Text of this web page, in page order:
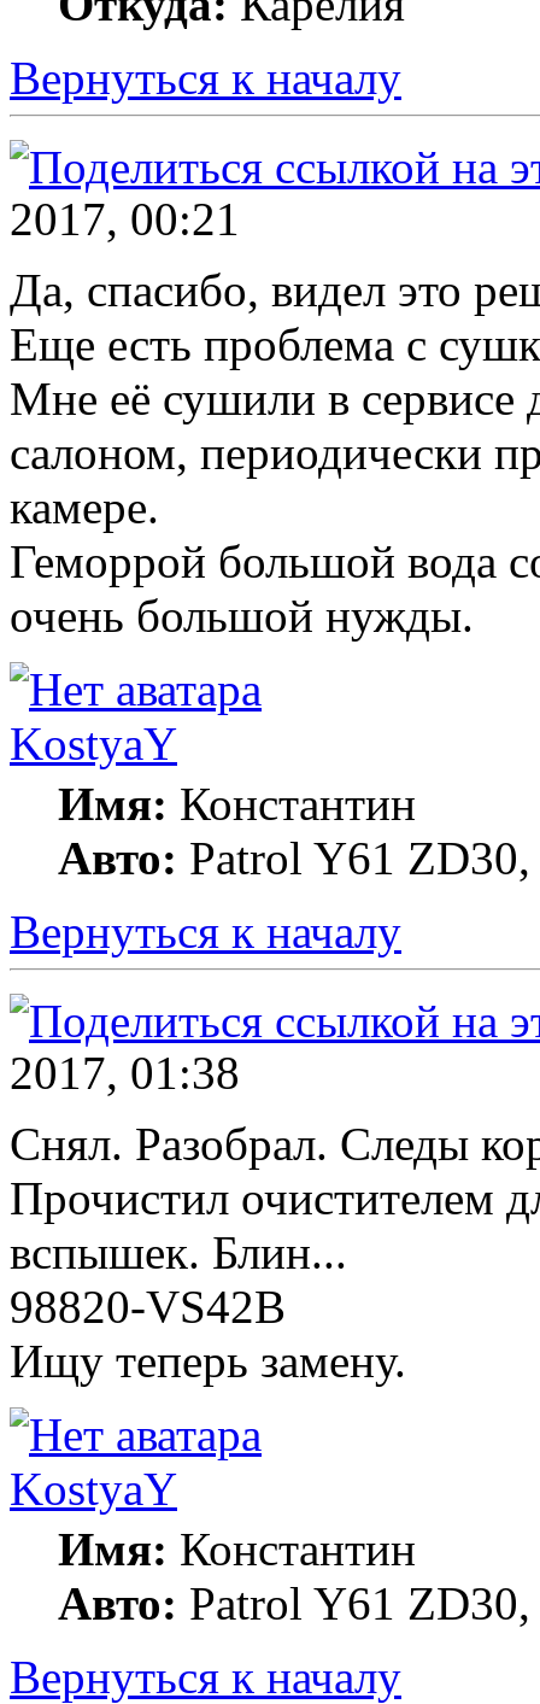
Вернуться к началу
2017, 00:21
Да, спасибо, видел это
Еще есть проблема с
Мне её сушили в сервисе
салоном, периодически
камере.
Геморрой большой вода
очень большой нужды.
KostyaY
Имя: Константин
Авто: Patrol Y61 ZD30,
Вернуться к началу
2017, 01:38
Снял. Разобрал. Следы
Прочистил очистителем
вспышек. Блин...
98820-VS42B
Ищу теперь замену.
KostyaY
Имя: Константин
Авто: Patrol Y61 ZD30,
Вернуться к началу